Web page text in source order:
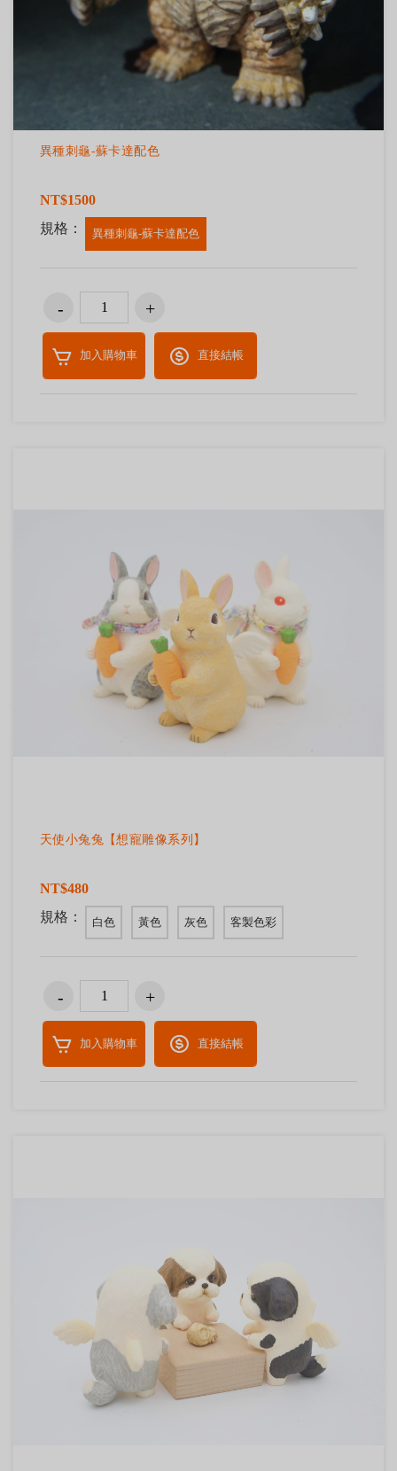
異種刺龜-蘇卡達配色
NT$1500
規格：
異種刺龜-蘇卡達配色
加入購物車 直接結帳
天使小兔兔【想寵雕像系列】
NT$480
規格：
白色 黃色 灰色 客製色彩
加入購物車 直接結帳